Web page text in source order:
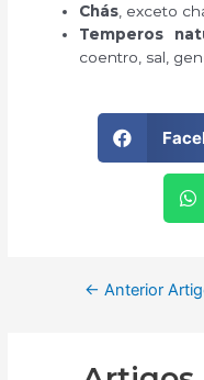
Chás , exceto
Temperos
coentro, sal,
← Anterior